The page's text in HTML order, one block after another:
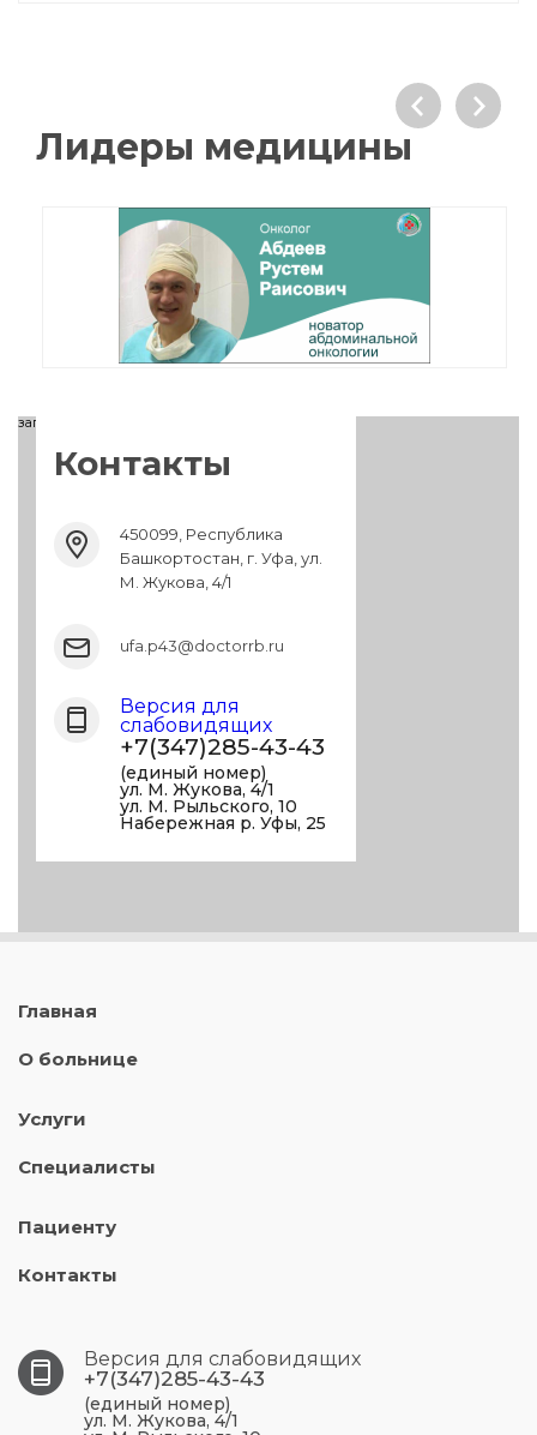
Лидеры медицины
загрузка карты...
Контакты
450099, Республика
Башкортостан, г. Уфа, ул.
М. Жукова, 4/1
ufa.p43@doctorrb.ru
Версия для
слабовидящих
+7(347)285-43-43
(единый номер)
ул. М. Жукова, 4/1
ул. М. Рыльского, 10
Набережная р. Уфы, 25
Главная
О больнице
Услуги
Специалисты
Пациенту
Контакты
Версия для слабовидящих
+7(347)285-43-43
(единый номер)
ул. М. Жукова, 4/1